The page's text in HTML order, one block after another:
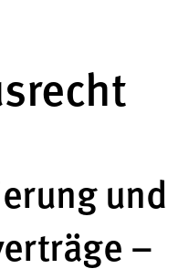
und
–